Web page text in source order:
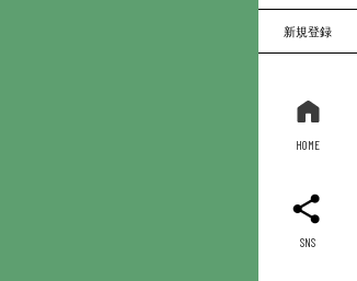
新規登録
HOME
SNS